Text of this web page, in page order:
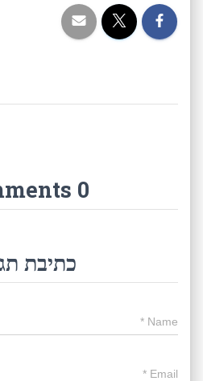
0 Comments
כתיבת
Name
*
Email
*